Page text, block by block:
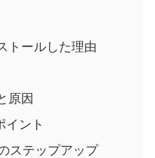
トールした理由
原因
イント
ステップアップ